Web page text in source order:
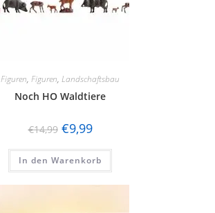
Figuren, Figuren, Landschaftsbau
Noch HO Waldtiere
€14,99 €9,99
In den Warenkorb